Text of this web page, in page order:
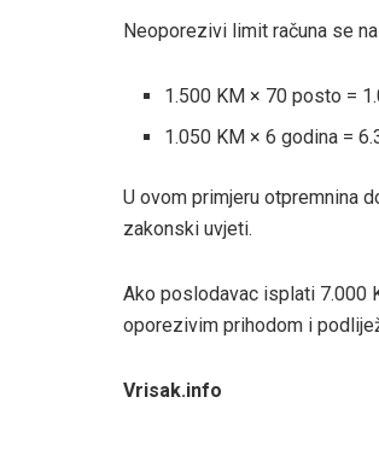
Neoporezivi limit računa se
1.500 KM × 70 posto =
1.050 KM × 6 godina =
U ovom primjeru otpremnina
zakonski uvjeti.
Ako poslodavac isplati 7.000
oporezivim prihodom i
Vrisak.info